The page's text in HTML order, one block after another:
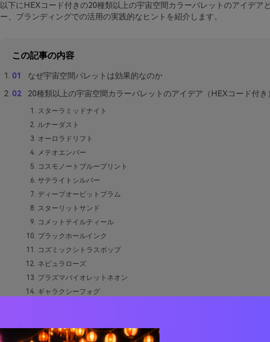
以下にHEXコード付きの20種類以上の宇宙空間カラーパレットのアイデア
ー、ブランディングでの活用の実践的なヒントを紹介します。
この記事の内容
なぜ宇宙空間パレットは効果的なのか
20種類以上の宇宙空間カラーパレットのアイデア（HEXコード付き）
スターラミッドナイト
ルナーダスト
オーロラドリフト
メテオエンバー
コスモノートブループリント
サテライトシルバー
ディープオービットプラム
スターリットサンド
コメットテイルティール
ブラックホールインク
コズミックシトラスポップ
ネビュラローズ
プラズマバイオレットネオン
ギャラクシーフォグ
リングドプラネットパステル